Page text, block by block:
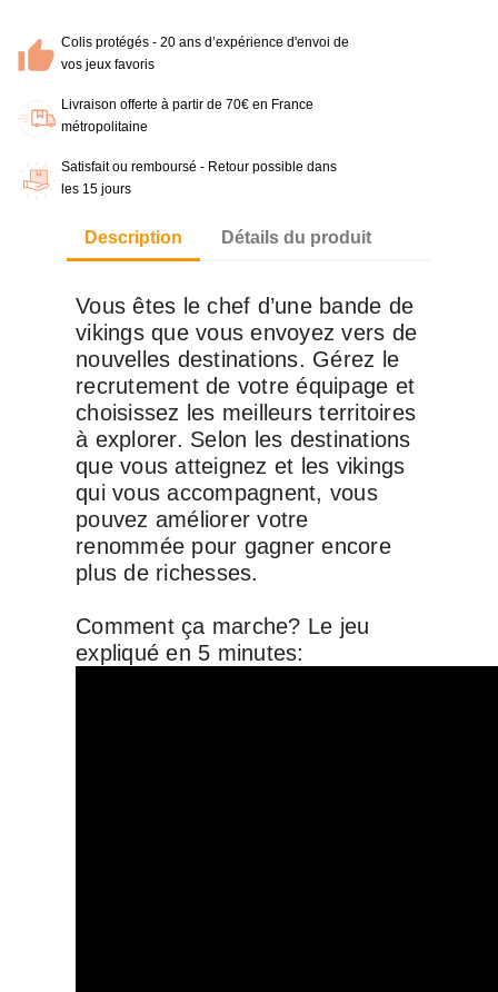
Colis protégés - 20 ans d’expérience d'envoi de
vos jeux favoris
Livraison offerte à partir de 70€ en France
métropolitaine
Satisfait ou remboursé - Retour possible dans
les 15 jours
Description Détails du produit
Vous êtes le chef d’une bande de
vikings que vous envoyez vers de
nouvelles destinations. Gérez le
recrutement de votre équipage et
choisissez les meilleurs territoires
à explorer. Selon les destinations
que vous atteignez et les vikings
qui vous accompagnent, vous
pouvez améliorer votre
renommée pour gagner encore
plus de richesses.
Comment ça marche? Le jeu
expliqué en 5 minutes: